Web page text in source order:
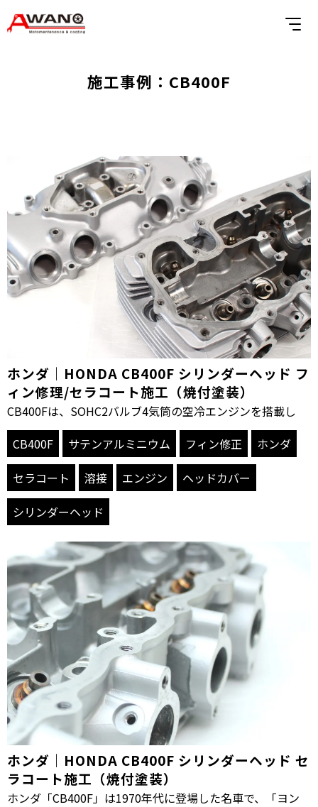
施工事例：CB400F
ホンダ｜HONDA CB400F シリンダーヘッド フ
ィン修理/セラコート施工（焼付塗装）
CB400Fは、SOHC2バルブ4気筒の空冷エンジンを搭載し
CB400F
サテンアルミニウム フィン修正
ホンダ
セラコート
溶接 エンジン
ヘッドカバー
シリンダーヘッド
ホンダ｜HONDA CB400F シリンダーヘッド セ
ラコート施工（焼付塗装）
ホンダ「CB400F」は1970年代に登場した名車で、「ヨン